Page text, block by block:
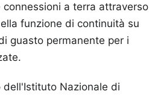
a terra attraverso
funzione di continuità su
guasto permanente per i
dell'Istituto Nazionale di